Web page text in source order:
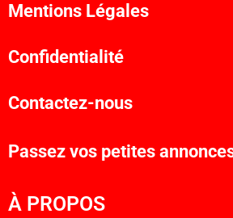
Mentions Légales
Confidentialité
Contactez-nous
Passez vos petites
À PROPOS